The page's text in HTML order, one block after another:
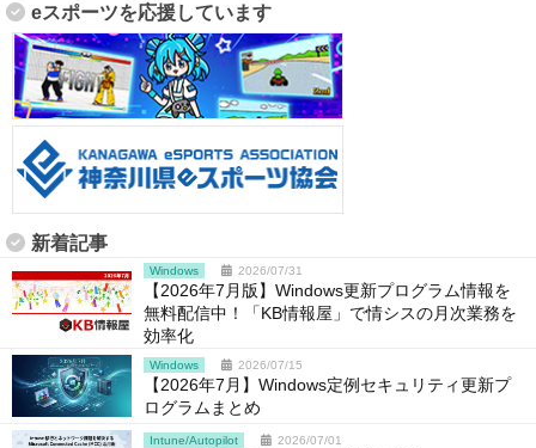
eスポーツを応援しています
新着記事
Windows 2026/07/31
【2026年7月版】Windows更新プログラム情報を
無料配信中！「KB情報屋」で情シスの月次業務を
効率化
Windows 2026/07/15
【2026年7月】Windows定例セキュリティ更新プ
ログラムまとめ
Intune/Autopilot 2026/07/01